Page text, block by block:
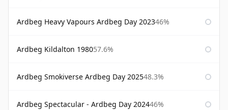
Ardbeg Heavy Vapours Ardbeg Day 202346%
Ardbeg Kildalton 198057.6%
Ardbeg Smokiverse Ardbeg Day 202548.3%
Ardbeg Spectacular - Ardbeg Day 202446%